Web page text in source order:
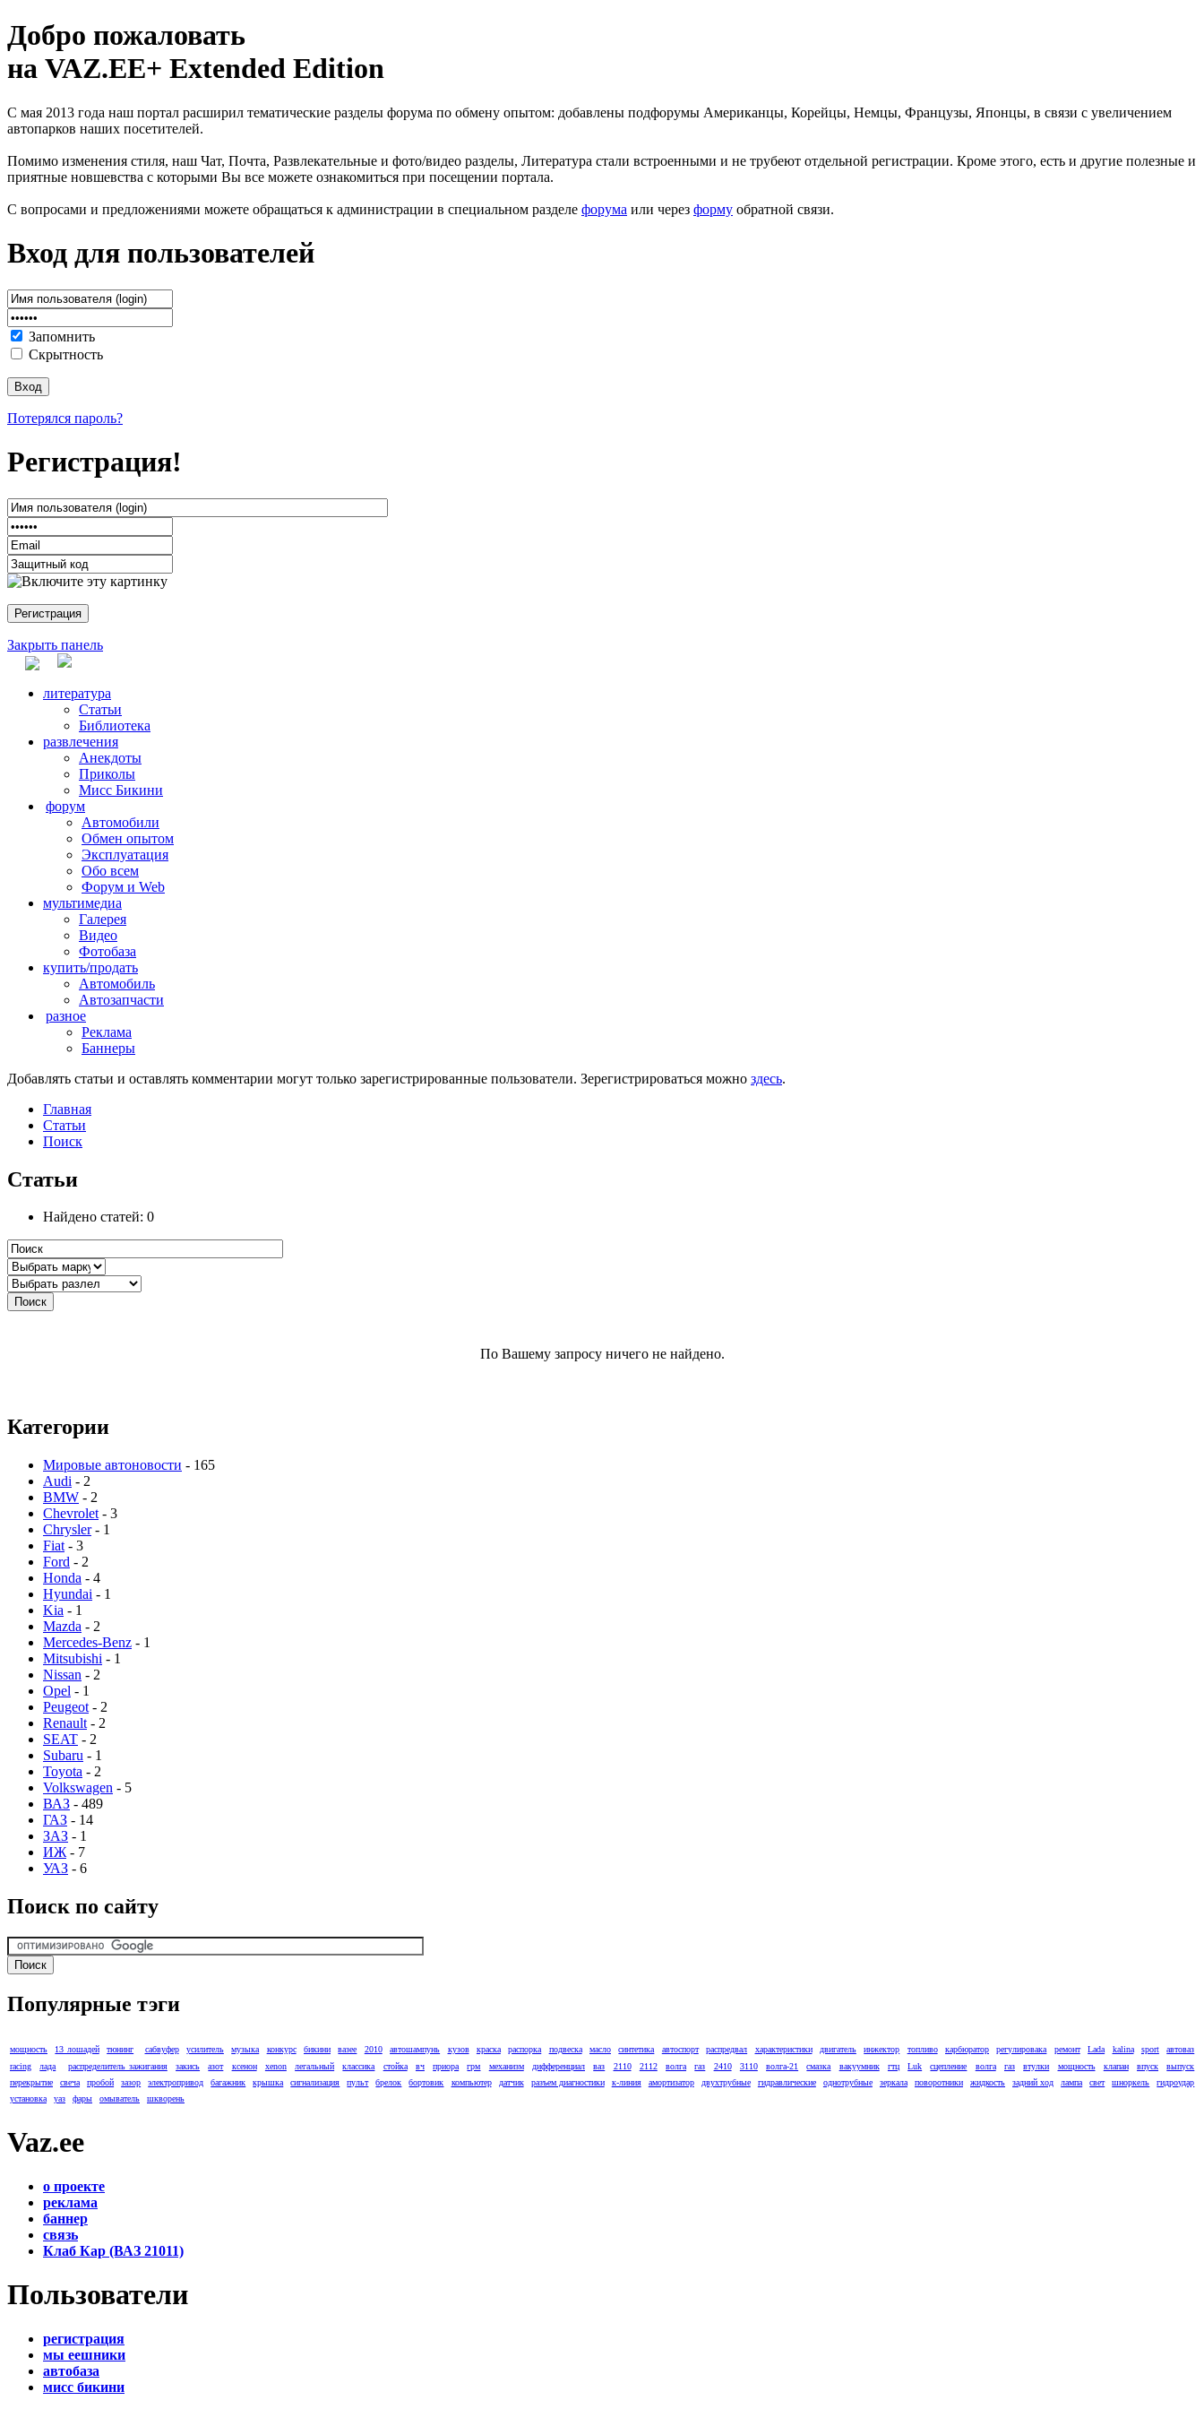
Добро пожаловать
на VAZ.EE+ Extended Edition
С мая 2013 года наш портал расширил тематические разделы форума по обмену опытом: добавлены подфорумы Американцы, Корейцы, Немцы, Французы, Японцы, в связи с увеличением
автопарков наших посетителей.
Помимо изменения стиля, наш Чат, Почта, Развлекательные и фото/видео разделы, Литература стали встроенными и не трубеют отдельной регистрации. Кроме этого, есть и другие полезные и
приятные новшевства с которыми Вы все можете ознакомиться при посещении портала.
С вопросами и предложениями можете обращаться к администрации в специальном разделе форума или через форму обратной связи.
Вход для пользователей
Запомнить
Скрытность
Потерялся пароль?
Регистрация!
Закрыть панель
литература
Статьи
Библиотека
развлечения
Анекдоты
Приколы
Мисс Бикини
форум
Автомобили
Обмен опытом
Эксплуатация
Обо всем
Форум и Web
мультимедиа
Галерея
Видео
Фотобаза
купить/продать
Автомобиль
Автозапчасти
разное
Реклама
Баннеры
Добавлять статьи и оставлять комментарии могут только зарегистрированные пользователи. Зерегистрироваться можно здесь.
Главная
Статьи
Поиск
Статьи
Найдено статей: 0
По Вашему запросу ничего не найдено.
Категории
Мировые автоновости - 165
Audi - 2
BMW - 2
Chevrolet - 3
Chrysler- 1
Fiat - 3
Ford - 2
Honda - 4
Hyundai - 1
Kia - 1
Mazda - 2
Mercedes-Benz - 1
Mitsubishi - 1
Nissan - 2
Opel - 1
Peugeot - 2
Renault - 2
SEAT - 2
Subaru - 1
Toyota - 2
Volkswagen - 5
ВАЗ - 489
ГАЗ - 14
ЗАЗ - 1
ИЖ - 7
УАЗ - 6
Поиск по сайту
Популярные тэги
мощность 13 лошадей тюнинг сабвуфер усилитель музыка конкурс бикини вазее 2010 автошампунь кузов краска распорка подвеска масло синтетика автоспорт распредвал характеристики двигатель инжектор топливо карбюратор регулировака ремонт Lada kalina sport
автоваз
racing
лада распределитель зажигания закись азот ксенон xenon легальный классика стойка вч приора грм механизм дифференциал ваз 2110 2112 волга газ 2410 3110 волга-21 смазка вакуумник гтц Luk сцепление волга газ втулки мощность клапан впуск
выпуск
перекрытие
свеча пробой зазор электропривод багажник крышка сигнализация пульт брелок бортовик компьютер датчик разъем диагностики к-линия амортизатор двухтрубные гидравлические однотрубные зеркала поворотники жидкость задний ход лампа свет шноркель
гидроудар
установка
уаз фары омыватель шкворень
Vaz.ee
о проекте
реклама
баннер
связь
Клаб Кар (ВАЗ 21011)
Пользователи
регистрация
мы еешники
автобаза
мисс бикини